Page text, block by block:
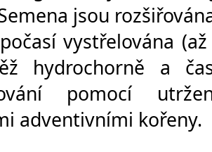
jsou
vystřelována
hydrochorně a
pomocí
adventivními kořeny.